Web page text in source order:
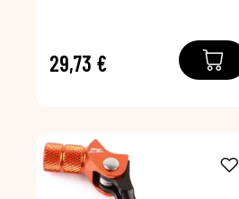
29,73 €